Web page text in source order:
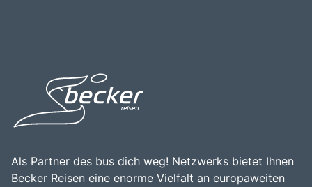
Als Partner des bus dich weg! Netzwerks bietet Ihnen
Becker Reisen eine enorme Vielfalt an europaweiten